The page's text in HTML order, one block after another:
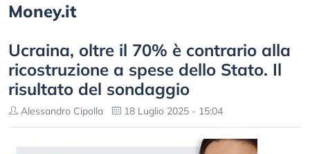
Money.it
Ucraina, oltre il 70% è contrario alla
ricostruzione a spese dello Stato. Il
risultato del sondaggio
Alessandro Cipolla 18 Luglio 2025 - 15:04